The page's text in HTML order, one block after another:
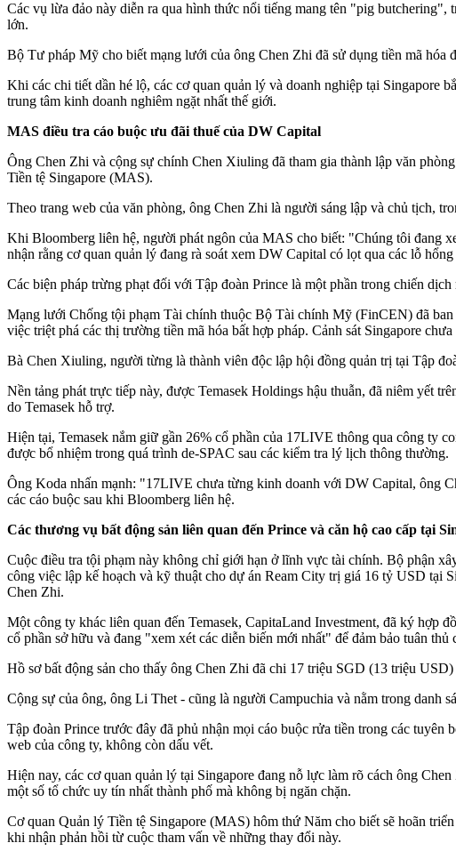
Các vụ lừa đảo này diễn ra qua hình thức nổi tiếng mang tên "pig
lớn.
Bộ Tư pháp Mỹ cho biết mạng lưới của ông Chen Zhi đã sử dụng tiền mã hóa
Khi các chi tiết dần hé lộ, các cơ quan quản lý và doanh nghiệp tại Singapore
trung tâm kinh doanh nghiêm ngặt nhất thế giới.
MAS điều tra cáo buộc ưu đãi thuế của DW Capital
Ông Chen Zhi và cộng sự chính Chen Xiuling đã tham gia thành lập văn
Tiền tệ Singapore (MAS).
Theo trang web của văn phòng, ông Chen Zhi là người sáng lập và chủ tịch,
Khi Bloomberg liên hệ, người phát ngôn của MAS cho biết: "Chúng tôi đang
nhận rằng cơ quan quản lý đang rà soát xem DW Capital có lọt qua các lỗ
Các biện pháp trừng phạt đối với Tập đoàn Prince là một phần trong chiến
Mạng lưới Chống tội phạm Tài chính thuộc Bộ Tài chính Mỹ (FinCEN) đã
việc triệt phá các thị trường tiền mã hóa bất hợp pháp. Cảnh sát Singapore
Bà Chen Xiuling, người từng là thành viên độc lập hội đồng quản trị tại Tập
Nền tảng phát trực tiếp này, được Temasek Holdings hậu thuẫn, đã niêm yết
do Temasek hỗ trợ.
Hiện tại, Temasek nắm giữ gần 26% cổ phần của 17LIVE thông qua công ty
được bổ nhiệm trong quá trình de-SPAC sau các kiểm tra lý lịch thông thường.
Ông Koda nhấn mạnh: "17LIVE chưa từng kinh doanh với DW Capital, ông
các cáo buộc sau khi Bloomberg liên hệ.
Các thương vụ bất động sản liên quan đến Prince và căn hộ cao cấp tại
Cuộc điều tra tội phạm này không chỉ giới hạn ở lĩnh vực tài chính. Bộ phận
công việc lập kế hoạch và kỹ thuật cho dự án Ream City trị giá 16 tỷ USD
Chen Zhi.
Một công ty khác liên quan đến Temasek, CapitaLand Investment, đã ký hợp
cổ phần sở hữu và đang "xem xét các diễn biến mới nhất" để đảm bảo tuân
Hồ sơ bất động sản cho thấy ông Chen Zhi đã chi 17 triệu SGD (13 triệu
Cộng sự của ông, ông Li Thet - cũng là người Campuchia và nằm trong danh
Tập đoàn Prince trước đây đã phủ nhận mọi cáo buộc rửa tiền trong các
web của công ty, không còn dấu vết.
Hiện nay, các cơ quan quản lý tại Singapore đang nỗ lực làm rõ cách ông
một số tổ chức uy tín nhất thành phố mà không bị ngăn chặn.
Cơ quan Quản lý Tiền tệ Singapore (MAS) hôm thứ Năm cho biết sẽ hoãn
khi nhận phản hồi từ cuộc tham vấn về những thay đổi này.